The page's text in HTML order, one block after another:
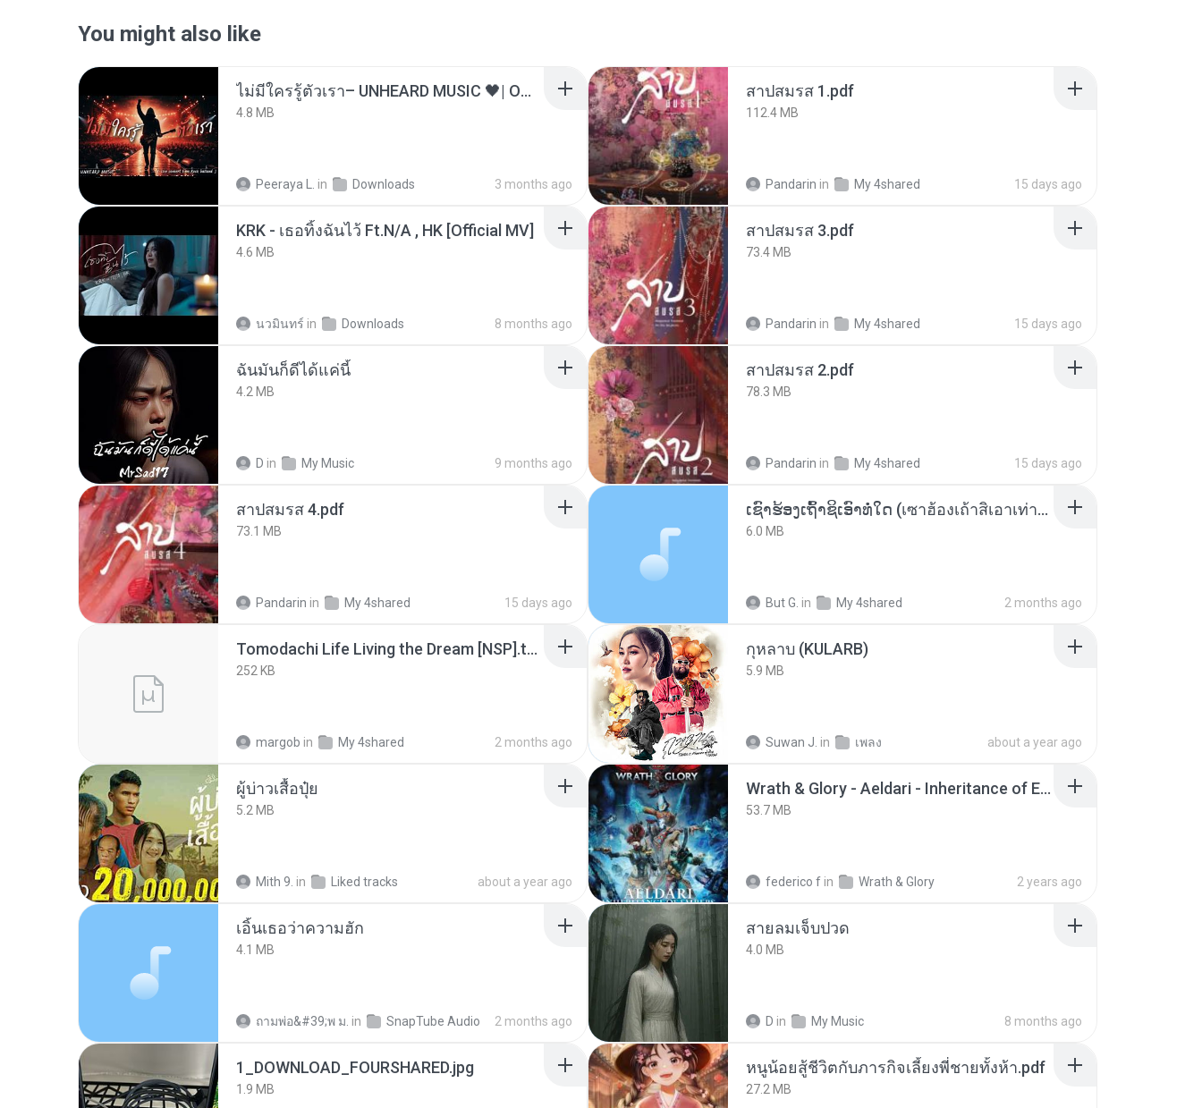
You might also like
ไม่มีใครรู้ตัวเรา– UNHEARD MUSIC 🖤| Official Lyric Video | เพลงสู้ชีวิต
4.8 MB
Peeraya L. in Downloads 3 months ago
สาปสมรส 1.pdf
112.4 MB
Pandarin in My 4shared 15 days ago
KRK - เธอทิ้งฉันไว้ Ft.N/A , HK [Official MV]
4.6 MB
นวมินทร์ in Downloads 8 months ago
สาปสมรส 3.pdf
73.4 MB
Pandarin in My 4shared 15 days ago
ฉันมันก็ดีได้แค่นี้
4.2 MB
D in My Music 9 months ago
สาปสมรส 2.pdf
78.3 MB
Pandarin in My 4shared 15 days ago
สาปสมรส 4.pdf
73.1 MB
Pandarin in My 4shared 15 days ago
ເຊົາຮ້ອງເຖົ້າຊິເອົາທໍ່ໃດ (เซาฮ้องเถ้าสิเอาเท่าใด) ບຸນເກີດ ຫນູຫ່ວງ ft. ໂສພາ ຈຸນທະລາ
6.0 MB
But G. in My 4shared 2 months ago
Tomodachi Life Living the Dream [NSP].torrent
252 KB
margob in My 4shared 2 months ago
กุหลาบ (KULARB)
5.9 MB
Suwan J. in เพลง about a year ago
ผู้บ่าวเสื้อปุ๋ย
5.2 MB
Mith 9. in Liked tracks about a year ago
Wrath & Glory - Aeldari - Inheritance of Embers.pdf
53.7 MB
federico f in Wrath & Glory 2 years ago
เอิ้นเธอว่าความฮัก
4.1 MB
ถามพ่อ&#39;พ ม. in SnapTube Audio 2 months ago
สายลมเจ็บปวด
4.0 MB
D in My Music 8 months ago
1_DOWNLOAD_FOURSHARED.jpg
1.9 MB
หนูน้อยสู้ชีวิตกับภารกิจเลี้ยงพี่ชายทั้งห้า.pdf
27.2 MB